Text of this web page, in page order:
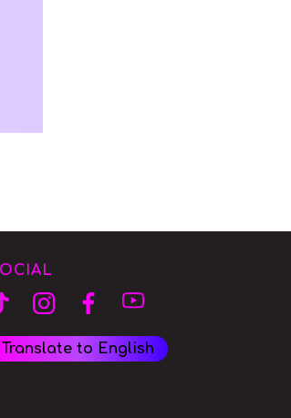
Translate to English